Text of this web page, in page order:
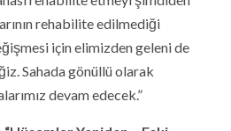
rehabilite edilmediği
için elimizden geleni de
Sahada gönüllü olarak
devam edecek.”